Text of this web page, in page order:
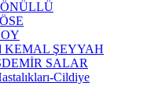
KEMAL ŞEYYAH
SALAR
Cildiye